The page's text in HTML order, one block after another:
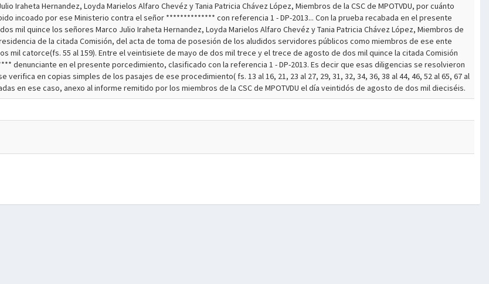
Iraheta Hernandez, Loyda Marielos Alfaro Chevéz y Tania Patricia Chávez López, Miembros de la CSC de MPOTVDU, por cuánto
incoado por ese Ministerio contra el señor ************** con referencia 1 - DP-2013... Con la prueba recabada en el presente
mil quince los señores Marco Julio Iraheta Hernandez, Loyda Marielos Alfaro Chevéz y Tania Patricia Chávez López, Miembros de
de la citada Comisión, del acta de toma de posesión de los aludidos servidores públicos como miembros de ese ente
mil catorce(fs. 55 al 159). Entre el veintisiete de mayo de dos mil trece y el trece de agosto de dos mil quince la citada Comisión
en el presente porcedimiento, clasificado con la referencia 1 - DP-2013. Es decir que esas diligencias se resolvieron
en copias simples de los pasajes de ese procedimiento( fs. 13 al 16, 21, 23 al 27, 29, 31, 32, 34, 36, 38 al 44, 46, 52 al 65, 67 al
en ese caso, anexo al informe remitido por los miembros de la CSC de MPOTVDU el día veintidós de agosto de dos mil dieciséis.